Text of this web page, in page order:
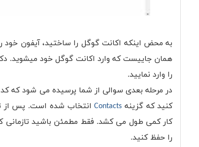
را وارد نمایید.
در مرحله بعدی سوالی از شما پرسیده می شود که
کنید که گزینه Contactsانتخاب شده است. پس از
کار کمی طول می کشد. فقط مطمئن باشید
را حفظ کنید.